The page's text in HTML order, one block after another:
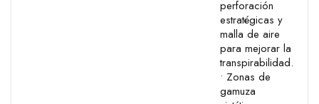
perforación
estratégicas y
malla de aire
para mejorar la
transpirabilidad.
• Zonas de
gamuza